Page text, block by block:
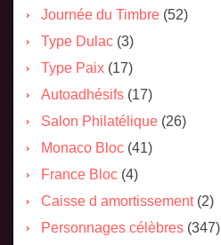
Journée du Timbre (52)
Type Dulac (3)
Type Paix (17)
Autoadhésifs (17)
Salon Philatélique (26)
Monaco Bloc (41)
France Bloc (4)
Caisse d amortissement(2)
Personnages célèbres (347)